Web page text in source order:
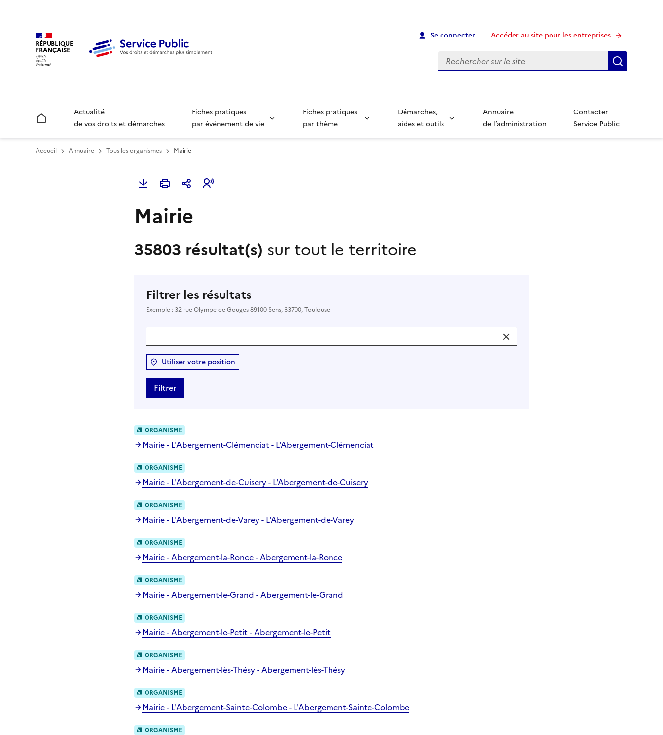
RÉPUBLIQUE
FRANÇAISE
Se connecter Accéder au site pour les entreprises
Recherche
Accueil
Actualité
de vos droits et démarches
Fiches pratiques
par événement de vie
Fiches pratiques
par thème
Démarches,
aides et outils
Annuaire
de l’administration
Contacter
Service Public
Accueil Annuaire Tous les organismes Mairie
Mairie
35803 résultat(s) sur tout le territoire
Filtrer les résultats
Exemple : 32 rue Olympe de Gouges 89100 Sens, 33700, Toulouse
Utiliser votre position
Filtrer
ORGANISME
Mairie - L'Abergement-Clémenciat - L'Abergement-Clémenciat
ORGANISME
Mairie - L'Abergement-de-Cuisery - L'Abergement-de-Cuisery
ORGANISME
Mairie - L'Abergement-de-Varey - L'Abergement-de-Varey
ORGANISME
Mairie - Abergement-la-Ronce - Abergement-la-Ronce
ORGANISME
Mairie - Abergement-le-Grand - Abergement-le-Grand
ORGANISME
Mairie - Abergement-le-Petit - Abergement-le-Petit
ORGANISME
Mairie - Abergement-lès-Thésy - Abergement-lès-Thésy
ORGANISME
Mairie - L'Abergement-Sainte-Colombe - L'Abergement-Sainte-Colombe
ORGANISME